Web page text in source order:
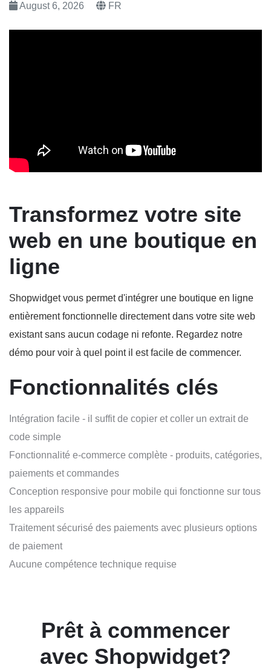
August 6, 2026 FR
Transformez votre site
web en une boutique en
ligne
Shopwidget vous permet d'intégrer une boutique en ligne
entièrement fonctionnelle directement dans votre site web
existant sans aucun codage ni refonte. Regardez notre
démo pour voir à quel point il est facile de commencer.
Fonctionnalités clés
Intégration facile - il suffit de copier et coller un extrait de
code simple
Fonctionnalité e-commerce complète - produits, catégories,
paiements et commandes
Conception responsive pour mobile qui fonctionne sur tous
les appareils
Traitement sécurisé des paiements avec plusieurs options
de paiement
Aucune compétence technique requise
Prêt à commencer
avec Shopwidget?